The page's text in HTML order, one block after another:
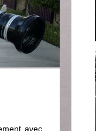
avec